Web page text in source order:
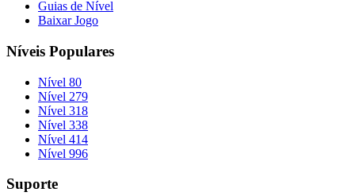
Guias de Nível
Baixar Jogo
Níveis Populares
Nível 80
Nível 279
Nível 318
Nível 338
Nível 414
Nível 996
Suporte